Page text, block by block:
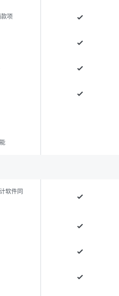
项
软件同